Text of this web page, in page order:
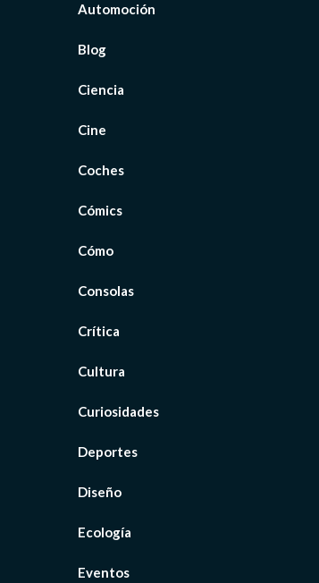
Automoción
Blog
Ciencia
Cine
Coches
Cómics
Cómo
Consolas
Crítica
Cultura
Curiosidades
Deportes
Diseño
Ecología
Eventos